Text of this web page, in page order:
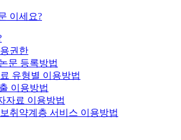
이세요?
권한
문 등록방법
유형별 이용방법
이용방법
자료 이용방법
취약계층 서비스 이용방법